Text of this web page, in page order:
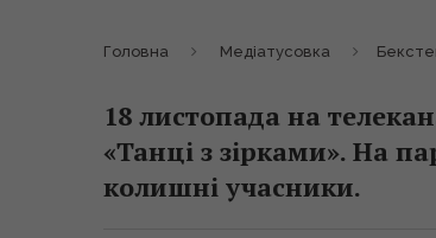
Головна Медіатусовка
18 листопада на
«Танці з зірками». На
колишні учасники.